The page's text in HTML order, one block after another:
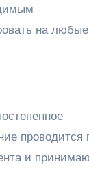
на любые
проводится
и